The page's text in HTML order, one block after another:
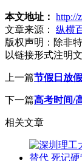
本文地址： http://
文章来源：
纵横
版权声明： 除非
以链接形式注明
上一篇节假日放
下一篇高考时间/
相关文章